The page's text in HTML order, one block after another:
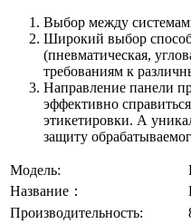
Выбор между
Широкий выбор
(пневматическая,
требованиям к
Направление панели
эффективно
этикетировки. А
защиту
Модель:
Название：
Производительность: